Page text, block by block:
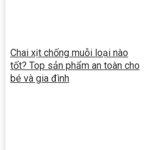
Chai xịt chống muỗi loại nào
tốt? Top sản phẩm an toàn cho
bé và gia đình